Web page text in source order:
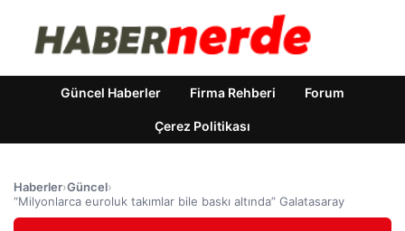
Güncel Haberler Firma Rehberi Forum
Çerez Politikası
Haberler›Güncel›
“Milyonlarca euroluk takımlar bile baskı altında” Galatasaray